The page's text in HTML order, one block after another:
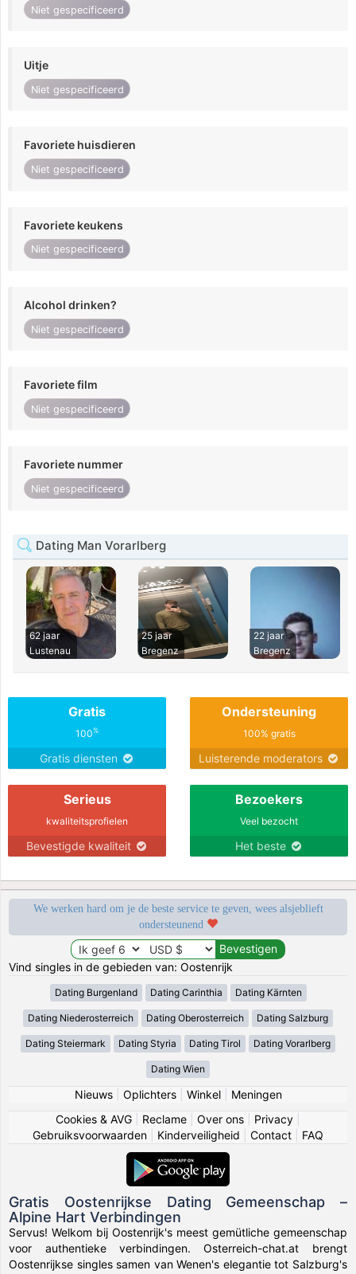
Niet gespecificeerd
Uitje
Niet gespecificeerd
Favoriete huisdieren
Niet gespecificeerd
Favoriete keukens
Niet gespecificeerd
Alcohol drinken?
Niet gespecificeerd
Favoriete film
Niet gespecificeerd
Favoriete nummer
Niet gespecificeerd
Dating Man Vorarlberg
62 jaar
Lustenau
25 jaar
Bregenz
22 jaar
Bregenz
Gratis
100%
Gratis diensten
Ondersteuning
100% gratis
Luisterende moderators
Serieus
kwaliteitsprofielen
Bevestigde kwaliteit
Bezoekers
Veel bezocht
Het beste
We werken hard om je de beste service te geven, wees alsjeblieft
ondersteunend
Vind singles in de gebieden van: Oostenrijk
Dating Burgenland Dating Carinthia Dating Kärnten
Dating Niederosterreich Dating Oberosterreich Dating Salzburg
Dating Steiermark Dating Styria Dating Tirol Dating Vorarlberg
Dating Wien
Nieuws| Oplichters| Winkel| Meningen
Cookies & AVG
Reclame Over ons Privacy
Gebruiksvoorwaarden
Kinderveiligheid Contact FAQ
Gratis Oostenrijkse Dating Gemeenschap –
Alpine Hart Verbindingen
Servus! Welkom bij Oostenrijk's meest gemütliche gemeenschap
voor authentieke verbindingen. Osterreich-chat.at brengt
Oostenrijkse singles samen van Wenen's elegantie tot Salzburg's